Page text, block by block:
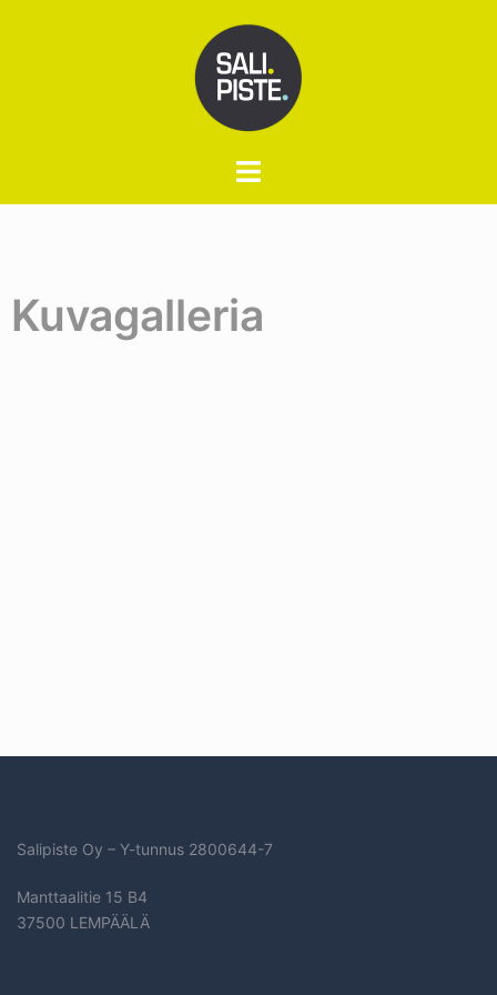
Kuvagalleria
Salipiste Oy – Y-tunnus 2800644-7
Manttaalitie 15 B4
37500 LEMPÄÄLÄ